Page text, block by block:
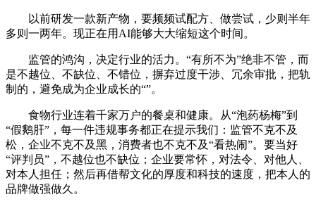
以前研发一款新产物，要频频试配方、做尝试，少则半年
多则一两年。现正在用AI能够大大缩短这个时间。
监管的鸿沟，决定行业的活力。“有所不为”绝非不管，而
是不越位、不缺位、不错位，摒弃过度干涉、冗余审批，把轨
制的，避免成为企业成长的“”。
食物行业连着千家万户的餐桌和健康。从“泡药杨梅”到
“假鹅肝”，每一件违规事务都正在提示我们：监管不克不及
松，企业不克不及黑，消费者也不克不及“看热闹”。要当好
“评判员”，不越位也不缺位；企业要常怀，对法令、对他人、
对本人担任；然后再借帮文化的厚度和科技的速度，把本人的
品牌做强做久。